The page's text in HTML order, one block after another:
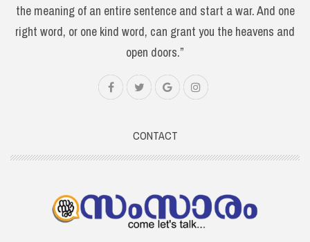
the meaning of an entire sentence and start a war. And one
right word, or one kind word, can grant you the heavens and
open doors.”
CONTACT